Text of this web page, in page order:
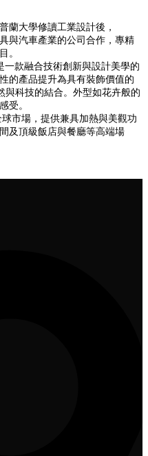
蘭大學修讀工業設計後，
與汽車產業的公司合作，專精
。
一款融合技術創新與設計美學的
的產品提升為具有裝飾價值的
與科技的結合。外型如花卉般的
受。
球市場，提供兼具加熱與美觀功
及頂級飯店與餐廳等高端場